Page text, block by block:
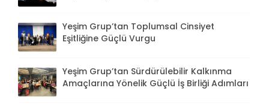
Yeşim Grup’tan Toplumsal Cinsiyet
Eşitliğine Güçlü Vurgu
Yeşim Grup’tan Sürdürülebilir Kalkınma
Amaçlarına Yönelik Güçlü İş Birliği Adımları